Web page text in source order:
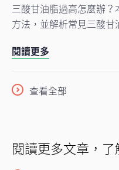
三酸甘油脂過高怎麼辦
方法，並解析常見三酸
閱讀更多
查看全部
閱讀更多文章，